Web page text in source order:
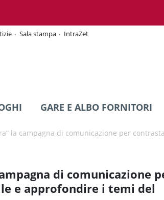
Sala stampa IntraZet
GARE E ALBO FORNITORI
la campagna di comunicazione per
di comunicazione
e approfondire i temi del